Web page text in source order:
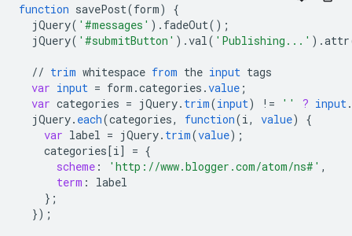
function savePost(form)
{
jQuery( '#messages' ). fadeOut();
jQuery( '#submitButton' ).val( 'Publishing...' ).attr
// trim whitespace from the input tags
var input = form .categories .value ;
var categories = jQuery. trim(input) != '' ? input.
jQuery. each(categories, function(i, value)
{
var label = jQuery. trim(value);
categories[i] = {
scheme : 'http://www.blogger.com/atom/ns#' ,
term :
label
} ;
});